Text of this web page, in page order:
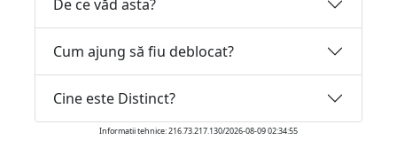
De ce văd asta?
Cum ajung să fiu deblocat?
Cine este Distinct?
Informatii tehnice: 216.73.217.130/2026-08-09 02:34:55